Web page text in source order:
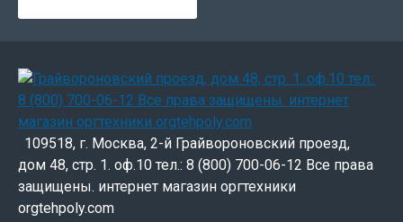
109518, г. Москва, 2-й Грайвороновский проезд,
дом 48, стр. 1. оф.10 тел.: 8 (800) 700-06-12 Все права
защищены. интернет магазин оргтехники
orgtehpoly.com